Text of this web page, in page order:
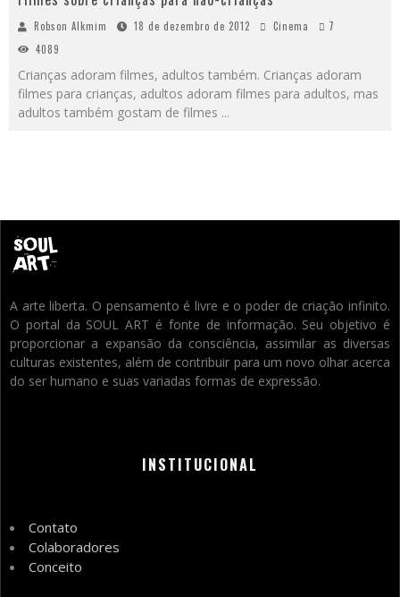
Robson Alkmim 18 de dezembro de 2012 Cinema
7
4089
Crianças adoram filmes, adultos também. Crianças adoram
filmes para crianças, adultos adoram filmes para adultos, mas
adultos também gostam de filmes ...
A arte liberta. O pensamento é livre e o poder de criação infinito.
O portal da SOUL ART é fonte de informação. Seu objetivo é
proporcionar a expansão da consciência, assimilar as diversas
culturas existentes, além de contribuir para um novo olhar acerca
do ser humano e suas variadas formas de expressão.
INSTITUCIONAL
Contato
Colaboradores
Conceito